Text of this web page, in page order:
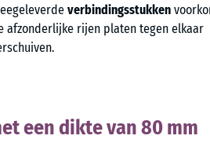
verbindingsstukken
afzonderlijke rijen platen tegen elkaar
een dikte van 80 mm